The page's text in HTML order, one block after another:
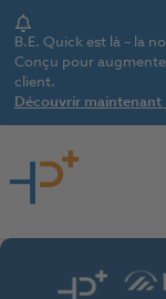
Notice
B.E. Quick est là – la
Conçu pour
client.
Découvrir